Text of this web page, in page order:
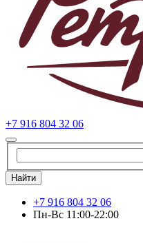
+7 916 804 32 06
Найти
+7 916 804 32 06
Пн-Вс 11:00-22:00